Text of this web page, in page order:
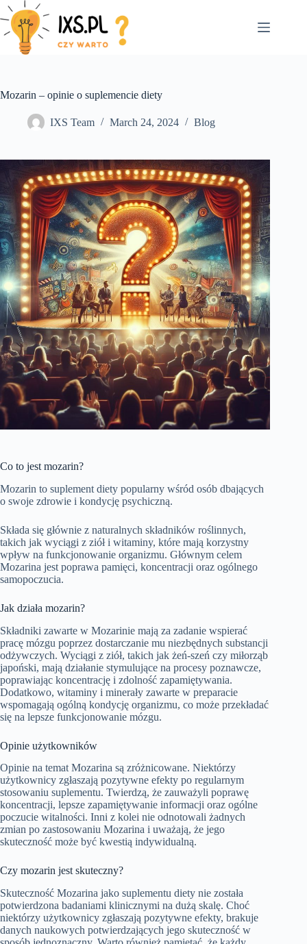
Skip
to
content
Mozarin – opinie o suplemencie diety
IXS Team March 24, 2024 Blog
Co to jest mozarin?
Mozarin to suplement diety popularny wśród osób dbających
o swoje zdrowie i kondycję psychiczną.
Składa się głównie z naturalnych składników roślinnych,
takich jak wyciągi z ziół i witaminy, które mają korzystny
wpływ na funkcjonowanie organizmu. Głównym celem
Mozarina jest poprawa pamięci, koncentracji oraz ogólnego
samopoczucia.
Jak działa mozarin?
Składniki zawarte w Mozarinie mają za zadanie wspierać
pracę mózgu poprzez dostarczanie mu niezbędnych substancji
odżywczych. Wyciągi z ziół, takich jak żeń-szeń czy miłorząb
japoński, mają działanie stymulujące na procesy poznawcze,
poprawiając koncentrację i zdolność zapamiętywania.
Dodatkowo, witaminy i minerały zawarte w preparacie
wspomagają ogólną kondycję organizmu, co może przekładać
się na lepsze funkcjonowanie mózgu.
Opinie użytkowników
Opinie na temat Mozarina są zróżnicowane. Niektórzy
użytkownicy zgłaszają pozytywne efekty po regularnym
stosowaniu suplementu. Twierdzą, że zauważyli poprawę
koncentracji, lepsze zapamiętywanie informacji oraz ogólne
poczucie witalności. Inni z kolei nie odnotowali żadnych
zmian po zastosowaniu Mozarina i uważają, że jego
skuteczność może być kwestią indywidualną.
Czy mozarin jest skuteczny?
Skuteczność Mozarina jako suplementu diety nie została
potwierdzona badaniami klinicznymi na dużą skalę. Choć
niektórzy użytkownicy zgłaszają pozytywne efekty, brakuje
danych naukowych potwierdzających jego skuteczność w